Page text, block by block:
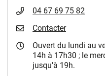
04 67 69 75 82
Contacter
Ouvert du lundi au
14h à 17h30 ; le
jusqu’à 19h.